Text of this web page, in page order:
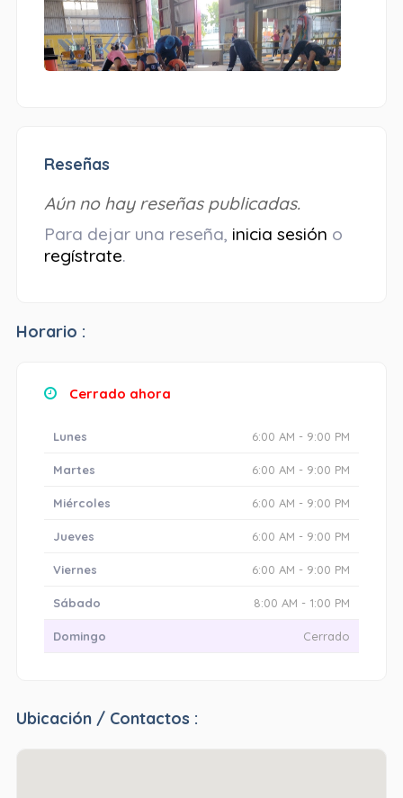
Reseñas
Aún no hay reseñas publicadas.
Para dejar una reseña, inicia sesión o
regístrate.
Horario :
Cerrado ahora
Lunes 6:00 AM - 9:00 PM
Martes 6:00 AM - 9:00 PM
Miércoles 6:00 AM - 9:00 PM
Jueves 6:00 AM - 9:00 PM
Viernes 6:00 AM - 9:00 PM
Sábado 8:00 AM - 1:00 PM
Domingo Cerrado
Ubicación / Contactos :